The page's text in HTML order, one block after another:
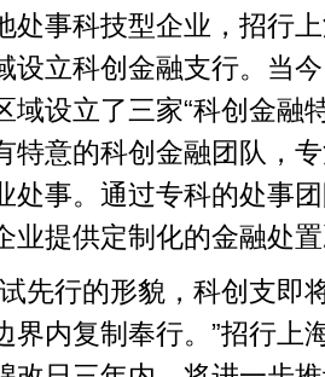
处事科技型企业，招行
设立科创金融支行。当
域设立了三家“科创金融
特意的科创金融团队，
处事。通过专科的处事
业提供定制化的金融处
行的形貌，科创支即
界内复制奉行。”招行上